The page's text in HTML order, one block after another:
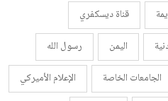
قناة ديسكفري
اليمن
رسول الله
الجامعات الخاصة
الإعلام الأميركي